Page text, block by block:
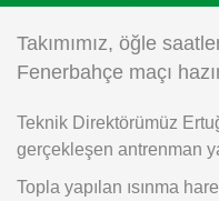
Instagram
iOS
Takımımız, öğle
Fenerbahçe maçı
Teknik Direktörümüz
gerçekleşen antrenman
Topla yapılan ısınma